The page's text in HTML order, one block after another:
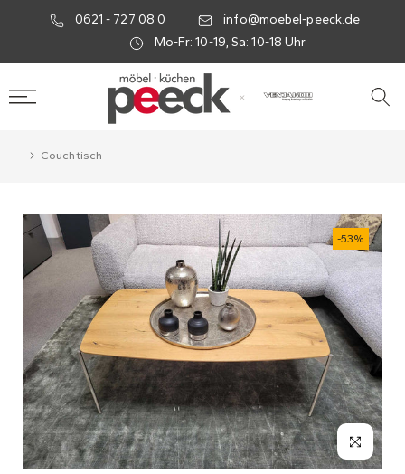
0621 - 727 08 0
info@moebel-peeck.de
Mo-Fr: 10-19, Sa: 10-18 Uhr
×
Couchtisch
-53%